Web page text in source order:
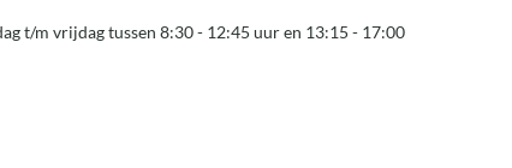
t/m vrijdag tussen 8:30 - 12:45 uur en 13:15 - 17:00